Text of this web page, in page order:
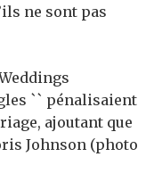
ne sont pas